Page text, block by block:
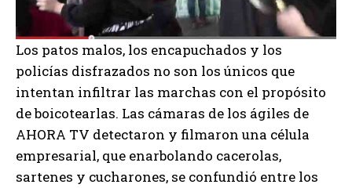
Los patos malos, los encapuchados y los
policías disfrazados no son los únicos que
intentan infiltrar las marchas con el propósito
de boicotearlas. Las cámaras de los ágiles de
AHORA TV detectaron y filmaron una célula
empresarial, que enarbolando cacerolas,
sartenes y cucharones, se confundió entre los